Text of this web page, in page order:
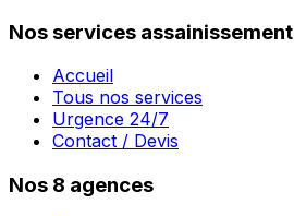
Nos services assainissement
Accueil
Tous nos services
Urgence 24/7
Contact / Devis
Nos 8 agences